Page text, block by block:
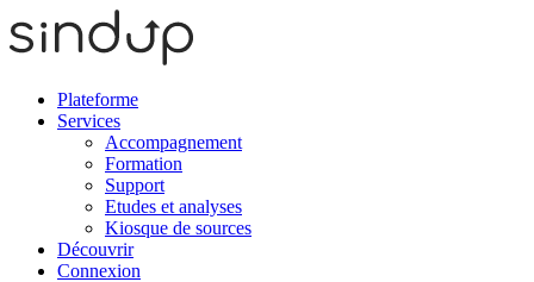
Plateforme
Services
Accompagnement
Formation
Support
Etudes et analyses
Kiosque de sources
Découvrir
Connexion